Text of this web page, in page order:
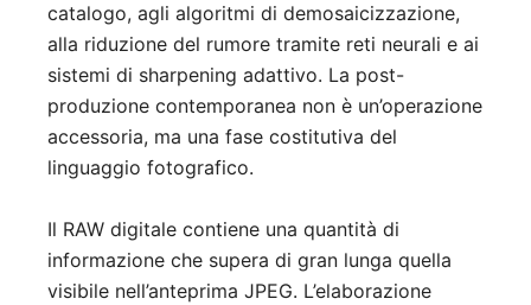
catalogo, agli algoritmi di demosaicizzazione,
alla riduzione del rumore tramite reti neurali e ai
sistemi di sharpening adattivo. La post-
produzione contemporanea non è un’operazione
accessoria, ma una fase costitutiva del
linguaggio fotografico.
Il RAW digitale contiene una quantità di
informazione che supera di gran lunga quella
visibile nell’anteprima JPEG. L’elaborazione